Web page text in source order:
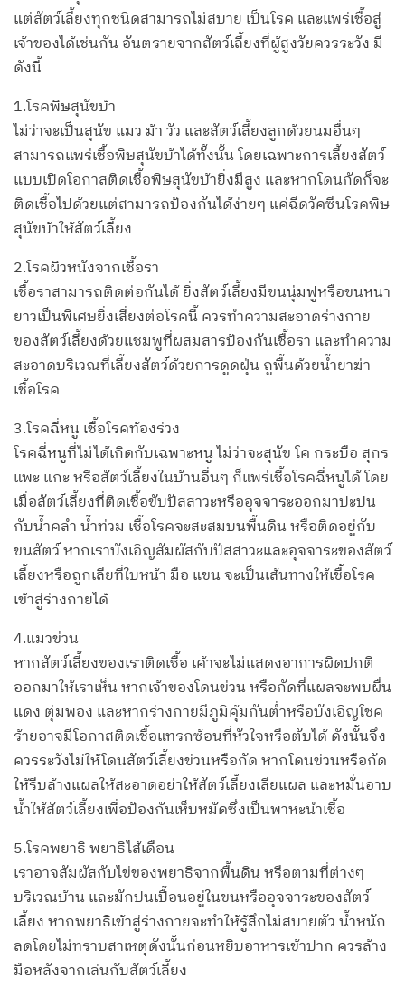
แต่สัตว์เลี้ยงทุกชนิดสามารถไม่สบาย เป็นโรค และแพร่เชื้อสู่
เจ้าของได้เช่นกัน อันตรายจากสัตว์เลี้ยงที่ผู้สูงวัยควรระวัง มี
ดังนี้
1.โรคพิษสุนัขบ้า
ไม่ว่าจะเป็นสุนัข แมว ม้า วัว และสัตว์เลี้ยงลูกด้วยนมอื่นๆ
สามารถแพร่เชื้อพิษสุนัขบ้าได้ทั้งนั้น โดยเฉพาะการเลี้ยงสัตว์
แบบเปิดโอกาสติดเชื้อพิษสุนัขบ้ายิ่งมีสูง และหากโดนกัดก็จะ
ติดเชื้อไปด้วยแต่สามารถป้องกันได้ง่ายๆ แค่ฉีดวัคซีนโรคพิษ
สุนัขบ้าให้สัตว์เลี้ยง
2.โรคผิวหนังจากเชื้อรา
เชื้อราสามารถติดต่อกันได้ ยิ่งสัตว์เลี้ยงมีขนนุ่มฟูหรือขนหนา
ยาวเป็นพิเศษยิ่งเสี่ยงต่อโรคนี้ ควรทำความสะอาดร่างกาย
ของสัตว์เลี้ยงด้วยแชมพูที่ผสมสารป้องกันเชื้อรา และทำความ
สะอาดบริเวณที่เลี้ยงสัตว์ด้วยการดูดฝุ่น ถูพื้นด้วยน้ำยาฆ่า
เชื้อโรค
3.โรคฉี่หนู เชื้อโรคท้องร่วง
โรคฉี่หนูที่ไม่ได้เกิดกับเฉพาะหนู ไม่ว่าจะสุนัข โค กระบือ สุกร
แพะ แกะ หรือสัตว์เลี้ยงในบ้านอื่นๆ ก็แพร่เชื้อโรคฉี่หนูได้ โดย
เมื่อสัตว์เลี้ยงที่ติดเชื้อขับปัสสาวะหรืออุจจาระออกมาปะปน
กับน้ำคลำ น้ำท่วม เชื้อโรคจะสะสมบนพื้นดิน หรือติดอยู่กับ
ขนสัตว์ หากเราบังเอิญสัมผัสกับปัสสาวะและอุจจาระของสัตว์
เลี้ยงหรือถูกเลียที่ใบหน้า มือ แขน จะเป็นเส้นทางให้เชื้อโรค
เข้าสู่ร่างกายได้
4.แมวข่วน
หากสัตว์เลี้ยงของเราติดเชื้อ เค้าจะไม่แสดงอาการผิดปกติ
ออกมาให้เราเห็น หากเจ้าของโดนข่วน หรือกัดที่แผลจะพบผื่น
แดง ตุ่มพอง และหากร่างกายมีภูมิคุ้มกันต่ำหรือบังเอิญโชค
ร้ายอาจมีโอกาสติดเชื้อแทรกซ้อนที่หัวใจหรือตับได้ ดังนั้นจึง
ควรระวังไม่ให้โดนสัตว์เลี้ยงข่วนหรือกัด หากโดนข่วนหรือกัด
ให้รีบล้างแผลให้สะอาดอย่าให้สัตว์เลี้ยงเลียแผล และหมั่นอาบ
น้ำให้สัตว์เลี้ยงเพื่อป้องกันเห็บหมัดซึ่งเป็นพาหะนำเชื้อ
5.โรคพยาธิ พยาธิไส้เดือน
เราอาจสัมผัสกับไข่ของพยาธิจากพื้นดิน หรือตามที่ต่างๆ
บริเวณบ้าน และมักปนเปื้อนอยู่ในขนหรืออุจจาระของสัตว์
เลี้ยง หากพยาธิเข้าสู่ร่างกายจะทำให้รู้สึกไม่สบายตัว น้ำหนัก
ลดโดยไม่ทราบสาเหตุดังนั้นก่อนหยิบอาหารเข้าปาก ควรล้าง
มือหลังจากเล่นกับสัตว์เลี้ยง